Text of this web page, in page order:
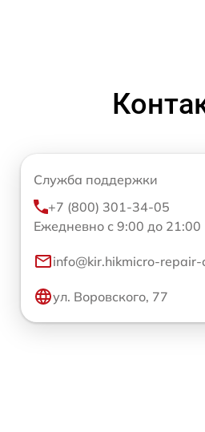
Служба поддержки
+7 (800) 301-34-05
Ежедневно с 9:00 до 21:00
info@kir.hikmicro-repair-
ул. Воровского, 77